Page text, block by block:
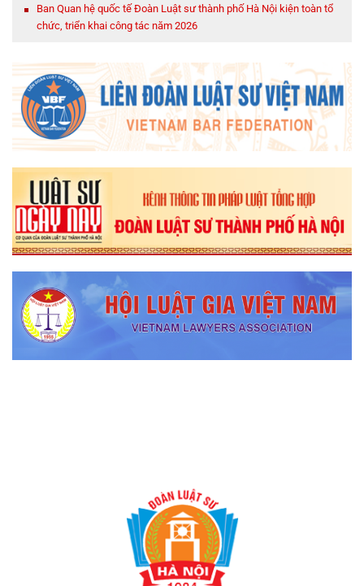
Ban Quan hệ quốc tế Đoàn Luật sư thành phố Hà Nội kiện toàn tổ
chức, triển khai công tác năm 2026